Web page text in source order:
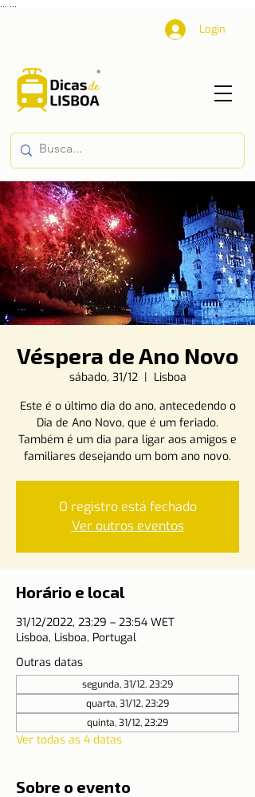
Login
Véspera de Ano Novo
sábado, 31/12
  |
Lisboa
Este é o último dia do ano, antecedendo o
Dia de Ano Novo, que é um feriado.
Também é um dia para ligar aos amigos e
familiares desejando um bom ano novo.
O registro está fechado
Ver outros eventos
Horário e local
31/12/2022, 23:29 – 23:54 WET
Lisboa, Lisboa, Portugal
Outras datas
segunda, 31/12, 23:29
quarta, 31/12, 23:29
quinta, 31/12, 23:29
Ver todas as 4 datas
Sobre o evento